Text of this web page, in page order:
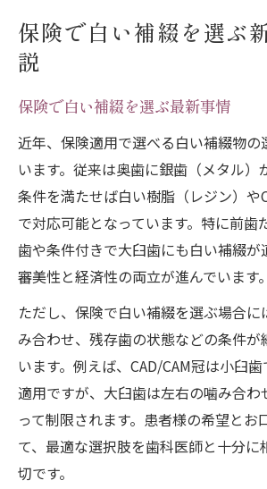
補綴治療の保険適用範囲が広
補綴の保険適用範囲拡大
前歯の保険補綴条件を正
補綴物一覧から選ぶポイ
歯科医院での保険補綴相
経済的に実現する補綴の白い
補綴治療で低コストの白
補綴と保険診療のみのメ
補綴治療の値段や費用感
保険対応補綴で予算に優
審美性も重視した保険補綴の
補綴で叶える自然な白さ
審美性を重視した補綴保
保険で白い補綴を選ぶ
説
保険で白い補綴を選ぶ最新事情
近年、保険適用で選べる白い補綴物の
います。従来は奥歯に銀歯（メタル）
条件を満たせば白い樹脂（レジン）や
で対応可能となっています。特に前歯
歯や条件付きで大臼歯にも白い補綴が
審美性と経済性の両立が進んでいます。
ただし、保険で白い補綴を選ぶ場合
み合わせ、残存歯の状態などの条件が
います。例えば、CAD/CAM冠は小臼
適用ですが、大臼歯は左右の噛み合わ
って制限されます。患者様の希望とお
て、最適な選択肢を歯科医師と十分に
切です。